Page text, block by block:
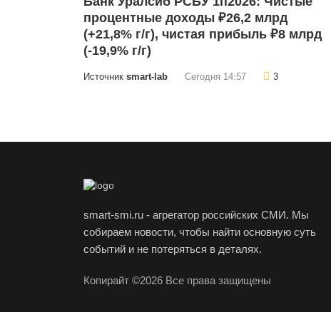
процентные доходы ₽26,2 млрд
(+21,8% г/г), чистая прибыль ₽8 млрд
(-19,9% г/г)
Источник smart-lab Сегодня 14:57 3
smart-smi.ru - агрегатор российских СМИ. Мы
собираем новости, чтобы найти основную суть
событий и не потеряться в деталях.
Копирайт ©2026 Все права защищены